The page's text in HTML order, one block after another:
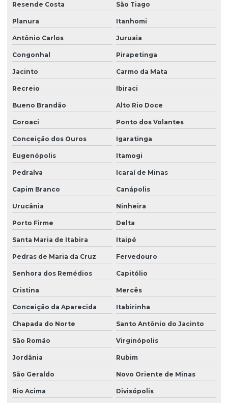
Resende Costa São Tiago
Planura Itanhomi
Antônio Carlos Juruaia
Congonhal Pirapetinga
Jacinto Carmo da Mata
Recreio Ibiraci
Bueno Brandão Alto Rio Doce
Coroaci Ponto dos Volantes
Conceição dos Ouros Igaratinga
Eugenópolis Itamogi
Pedralva Icaraí de Minas
Capim Branco Canápolis
Urucânia Ninheira
Porto Firme Delta
Santa Maria de Itabira Itaipé
Pedras de Maria da Cruz Fervedouro
Senhora dos Remédios Capitólio
Cristina Mercês
Conceição da Aparecida Itabirinha
Chapada do Norte Santo Antônio do Jacinto
São Romão Virginópolis
Jordânia Rubim
São Geraldo Novo Oriente de Minas
Rio Acima Divisópolis